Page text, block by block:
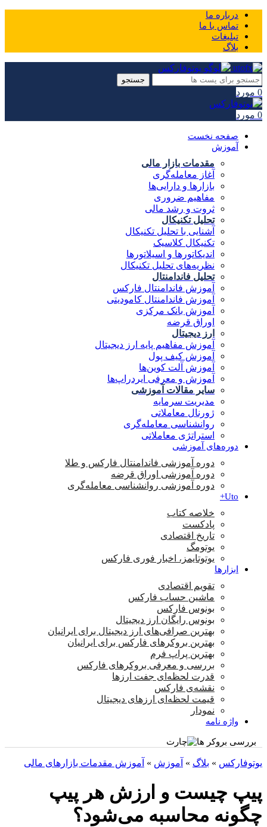
درباره ما
تماس با ما
تبلیغات
بلاگ
جستجو
0 مورد
0 مورد
صفحه نخست
آموزش
مقدمات بازار مالی
آغاز معامله‌گری
بازارها و دارایی‌ها
مفاهیم ضروری
ثروت و رشد مالی
تحلیل تکنیکال
آشنایی با تحلیل تکنیکال
تکنیکال کلاسیک
اندیکاتورها و اسیلاتورها
نظریه‌های تحلیل تکنیکال
تحلیل فاندامنتال
آموزش فاندامنتال فارکس
آموزش فاندامنتال کامودیتی
آموزش بانک مرکزی
اوراق قرضه
ارز دیجیتال
آموزش مفاهیم پایه ارز دیجیتال
آموزش کیف پول
آموزش آلت کوین‌ها
آموزش و معرفی ایردراپ‌ها
سایر مقالات آموزشی
مدیریت سرمایه
ژورنال معاملاتی
روانشناسی معامله‌گری
استراتژی معاملاتی
دوره‌های آموزشی
دوره آموزشی فاندامنتال فارکس و طلا
دوره آموزشی اوراق قرضه
دوره آموزشی روانشناسی معامله‌گری
Uto+
خلاصه کتاب
پادکست
تاریخ اقتصادی
یوتومگ
یوتوتایمز، اخبار فوری فارکس
ابزارها
تقویم اقتصادی
ماشین حساب فارکس
بونوس فارکس
بونوس رایگان ارز دیجیتال
بهترین صرافی‌های ارز دیجیتال برای ایرانیان
بهترین بروکرهای فارکس برای ایرانیان
بهترین پراپ‌ فرم
بررسی و معرفی بروکرهای فارکس
قدرت لحظه‌ای جفت ارزها
نقشه‌ی فارکس
قیمت لحظه‌ای ارزهای دیجیتال
نمودار
واژه نامه
بررسی بروکر ها
یوتوفارکس » بلاگ » آموزش » آموزش مقدمات بازارهای مالی
پیپ چیست و ارزش هر پیپ
چگونه محاسبه می‌شود؟